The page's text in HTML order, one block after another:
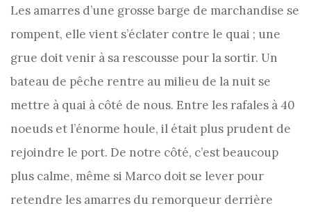
Les amarres d’une grosse barge de marchandise se
rompent, elle vient s’éclater contre le quai ; une
grue doit venir à sa rescousse pour la sortir. Un
bateau de pêche rentre au milieu de la nuit se
mettre à quai à côté de nous. Entre les rafales à 40
noeuds et l’énorme houle, il était plus prudent de
rejoindre le port. De notre côté, c’est beaucoup
plus calme, même si Marco doit se lever pour
retendre les amarres du remorqueur derrière